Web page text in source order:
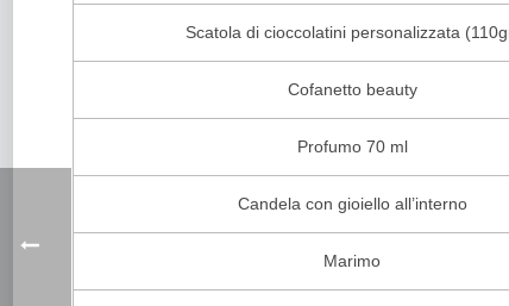
Scatola di cioccolatini personalizzata
Cofanetto beauty
Profumo 70 ml
Candela con gioiello all’interno
Marimo